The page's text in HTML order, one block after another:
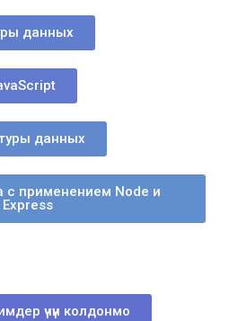
данных
данных
с применением Node и
Express
үчүн колдонмо